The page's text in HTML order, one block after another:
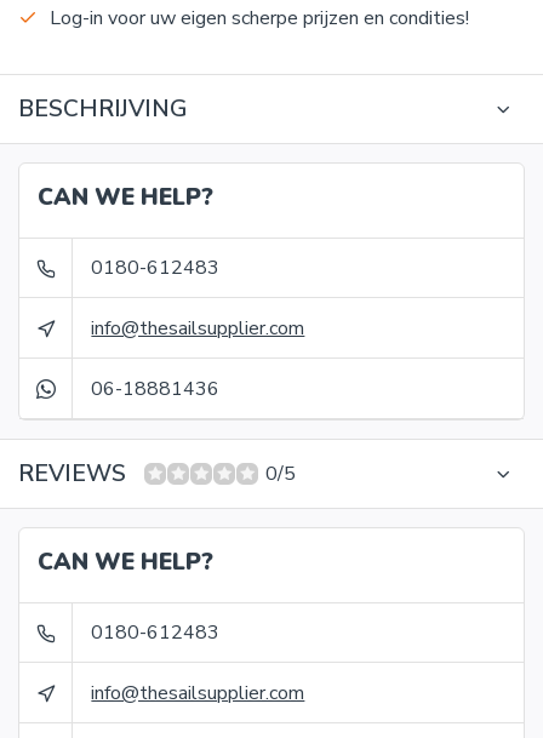
Log-in voor uw eigen scherpe prijzen en condities!
BESCHRIJVING
CAN WE HELP?
0180-612483
info@thesailsupplier.com
06-18881436
REVIEWS 0/5
CAN WE HELP?
0180-612483
info@thesailsupplier.com